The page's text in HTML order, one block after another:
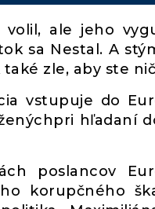
ale jeho
sa Nestal. A
zle, aby ste
vstupuje do
hľadaní
poslancov
korupčného